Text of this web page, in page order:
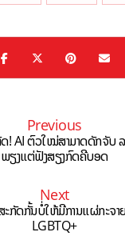
Previous
! AI ຕົວໃໝ່ສາມາດດັກຈັບ ລ
ພຽງແຕ່ຟັງສຽງກົດຄີບອດ
Next
ະກັດກັ້ນບໍ່ໃຫ້ມີການແຜ່ກະຈ
LGBTQ+